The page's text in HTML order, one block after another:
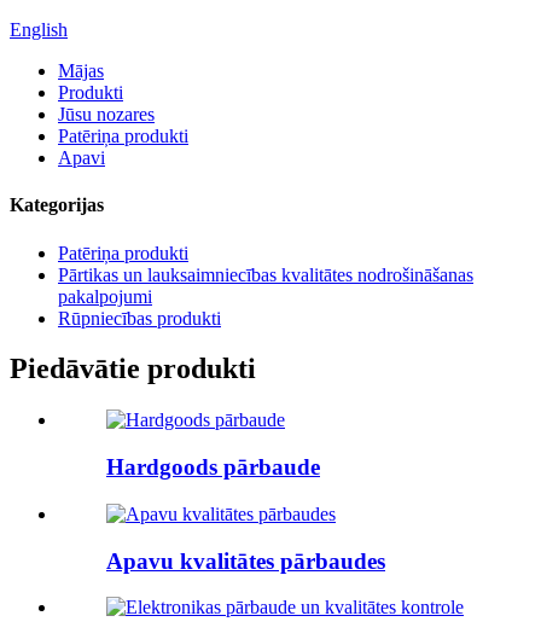
English
Mājas
Produkti
Jūsu nozares
Patēriņa produkti
Apavi
Kategorijas
Patēriņa produkti
Pārtikas un lauksaimniecības kvalitātes nodrošināšanas
pakalpojumi
Rūpniecības produkti
Piedāvātie produkti
Hardgoods pārbaude
Apavu kvalitātes pārbaudes